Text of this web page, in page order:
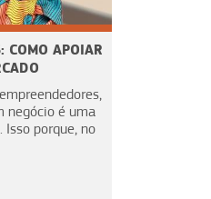
COMO APOIAR
negócio é uma
Isso porque, no